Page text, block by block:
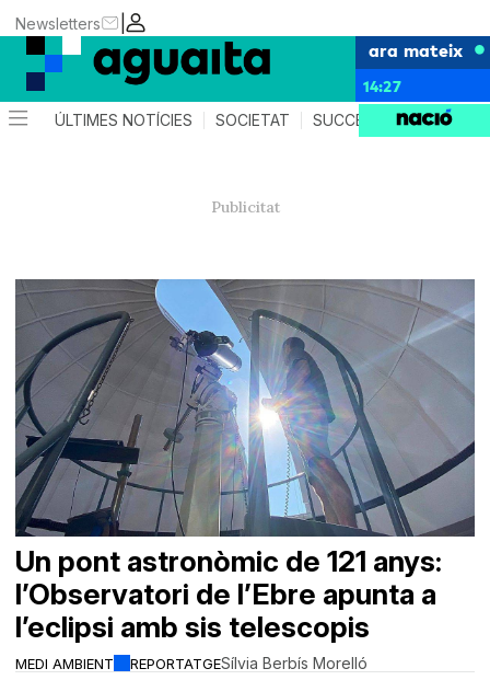
|
Newsletters
ara mateix
14:27
ÚLTIMES NOTÍCIES SOCIETAT SUCCESSOS AGENDA
MEDI AMBIENT REPORTATGE
Un pont astronòmic de 121 anys:
l’Observatori de l’Ebre apunta a
l’eclipsi amb sis telescopis
Sílvia Berbís Morelló